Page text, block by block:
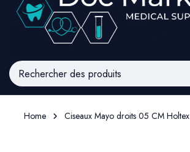
Home Ciseaux Mayo droits 05 CM Holtex